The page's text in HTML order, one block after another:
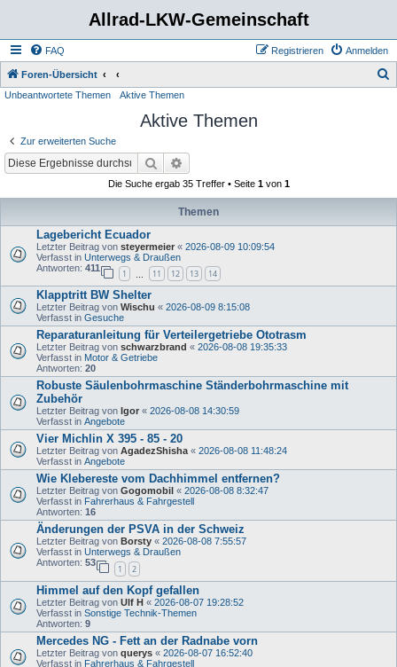
Allrad-LKW-Gemeinschaft
FAQ Anmelden
Registrieren
Foren-Übersicht
Unbeantwortete Themen Aktive Themen
Aktive Themen
Zur erweiterten Suche
Suche
Die Suche ergab 35 Treffer • Seite 1von 1
Themen
Lagebericht Ecuador
Letzter Beitrag von steyermeier « 2026-08-09 10:09:54
Verfasst in Unterwegs & Draußen
Antworten: 411
1 11 12 13 14
Klapptritt BW Shelter
Letzter Beitrag von Wischu « 2026-08-09 8:15:08
Verfasst in Gesuche
Reparaturanleitung für Verteilergetriebe Ototrasm
Letzter Beitrag von schwarzbrand « 2026-08-08 19:35:33
Verfasst in Motor & Getriebe
Antworten: 20
Robuste Säulenbohrmaschine Ständerbohrmaschine mit
Zubehör
Letzter Beitrag von Igor « 2026-08-08 14:30:59
Verfasst in Angebote
Vier Michlin X 395 - 85 - 20
Letzter Beitrag von AgadezShisha « 2026-08-08 11:48:24
Verfasst in Angebote
Wie Klebereste vom Dachhimmel entfernen?
Letzter Beitrag von Gogomobil « 2026-08-08 8:32:47
Verfasst in Fahrerhaus & Fahrgestell
Antworten: 16
Änderungen der PSVA in der Schweiz
Letzter Beitrag von Borsty « 2026-08-08 7:55:57
Verfasst in Unterwegs & Draußen
Antworten: 53
1 2
Himmel auf den Kopf gefallen
Letzter Beitrag von Ulf H « 2026-08-07 19:28:52
Verfasst in Sonstige Technik-Themen
Antworten: 9
Mercedes NG - Fett an der Radnabe vorn
Letzter Beitrag von querys « 2026-08-07 16:52:40
Verfasst in Fahrerhaus & Fahrgestell